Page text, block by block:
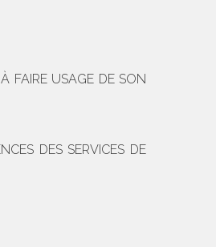
FAIRE USAGE DE SON
DES SERVICES DE